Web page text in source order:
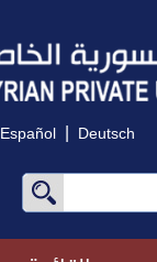
Español | Deutsch